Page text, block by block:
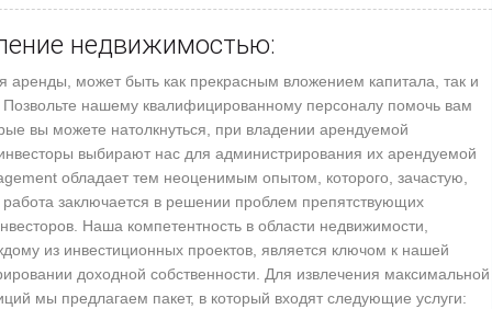
недвижимостью:
аренды, может быть как прекрасным вложением капитала, так и
нашему квалифицированному персоналу помочь вам
вы можете натолкнуться, при владении арендуемой
выбирают нас для администрирования их арендуемой
обладает тем неоценимым опытом, которого, зачастую,
заключается в решении проблем препятствующих
Наша компетентность в области недвижимости,
из инвестиционных проектов, является ключом к нашей
доходной собственности. Для извлечения максимальной
мы предлагаем пакет, в который входят следующие услуги: